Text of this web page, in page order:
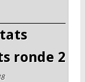
ronde 2 et
ronde 2